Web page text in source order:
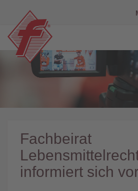
Fachbeirat
informiert sich